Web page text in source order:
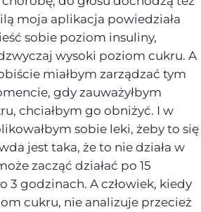
moja aplikacja powiedziała
sobie poziom insuliny,
wysoki poziom cukru. A
miałbym zarządzać tym
gdy zauważyłbym
chciałbym go obniżyć. I w
sobie leki, żeby to się
jest taka, że to nie działa w
zacząć działać po 15
3 godzinach. A człowiek, kiedy
cukru, nie analizuje przecież